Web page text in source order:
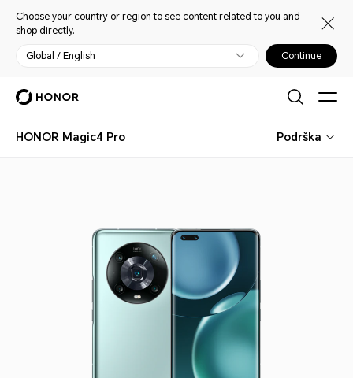
Choose your country or region to see content related to you and
shop directly.
Global / English Continue
HONOR Magic4 Pro Podrška